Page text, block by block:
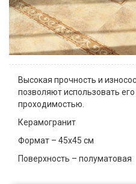
Высокая прочность и
позволяют использовать
проходимостью.
Керамогранит
Формат – 45х45 см
Поверхность – полуматовая